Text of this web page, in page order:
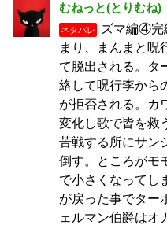
むねっと(とりむね)
ネタバレ
ズマ編④完
まり、まんまと呪
て脱出される。タ
絡して呪行李から
が拒否される。カ
変化し歌で皆を救
苦戦する所にサン
倒す。ところがモ
で小さくなってし
が戻った事でター
ェルマン伯爵はオ